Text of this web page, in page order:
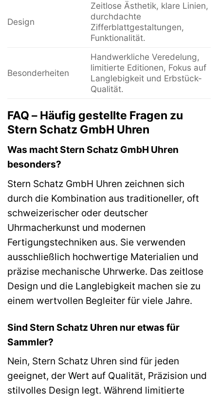
Design
Zeitlose Ästhetik, klare Linien,
durchdachte
Zifferblattgestaltungen,
Funktionalität.
Besonderheiten
Handwerkliche Veredelung,
limitierte Editionen, Fokus auf
Langlebigkeit und Erbstück-
Qualität.
FAQ – Häufig gestellte Fragen zu
Stern Schatz GmbH Uhren
Was macht Stern Schatz GmbH Uhren
besonders?
Stern Schatz GmbH Uhren zeichnen sich
durch die Kombination aus traditioneller, oft
schweizerischer oder deutscher
Uhrmacherkunst und modernen
Fertigungstechniken aus. Sie verwenden
ausschließlich hochwertige Materialien und
präzise mechanische Uhrwerke. Das zeitlose
Design und die Langlebigkeit machen sie zu
einem wertvollen Begleiter für viele Jahre.
Sind Stern Schatz Uhren nur etwas für
Sammler?
Nein, Stern Schatz Uhren sind für jeden
geeignet, der Wert auf Qualität, Präzision und
stilvolles Design legt. Während limitierte